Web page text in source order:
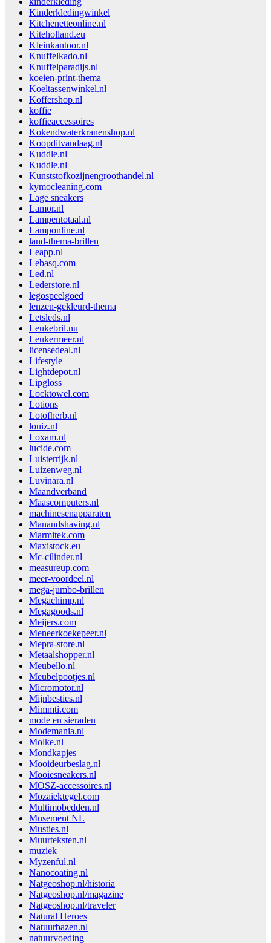
Kinderkledingwinkel
Kitchenetteonline.nl
Kiteholland.eu
Kleinkantoor.nl
Knuffelkado.nl
Knuffelparadijs.nl
koeien-print-thema
Koeltassenwinkel.nl
Koffershop.nl
koffie
koffieaccessoires
Kokendwaterkranenshop.nl
Koopditvandaag.nl
Kuddle.nl
Kuddle.nl
Kunststofkozijnengroothandel.nl
kymocleaning.com
Lage sneakers
Lamor.nl
Lampentotaal.nl
Lamponline.nl
land-thema-brillen
Leapp.nl
Lebasq.com
Led.nl
Lederstore.nl
legospeelgoed
lenzen-gekleurd-thema
Letsleds.nl
Leukebril.nu
Leukermeer.nl
licensedeal.nl
Lifestyle
Lightdepot.nl
Lipgloss
Locktowel.com
Lotions
Lotofherb.nl
louiz.nl
Loxam.nl
lucide.com
Luisterrijk.nl
Luizenweg.nl
Luvinara.nl
Maandverband
Maascomputers.nl
machinesenapparaten
Manandshaving.nl
Marmitek.com
Maxistock.eu
Mc-cilinder.nl
measureup.com
meer-voordeel.nl
mega-jumbo-brillen
Megachimp.nl
Megagoods.nl
Meijers.com
Meneerkoekepeer.nl
Mepra-store.nl
Metaalshopper.nl
Meubello.nl
Meubelpootjes.nl
Micromotor.nl
Mijnbesties.nl
Mimmti.com
mode en sieraden
Modemania.nl
Molke.nl
Mondkapjes
Mooideurbeslag.nl
Mooiesneakers.nl
MŌSZ-accessoires.nl
Mozaiektegel.com
Multimobedden.nl
Musement NL
Musties.nl
Muurteksten.nl
muziek
Myzenful.nl
Nanocoating.nl
Natgeoshop.nl/historia
Natgeoshop.nl/magazine
Natgeoshop.nl/traveler
Natural Heroes
Natuurbazen.nl
natuurvoeding